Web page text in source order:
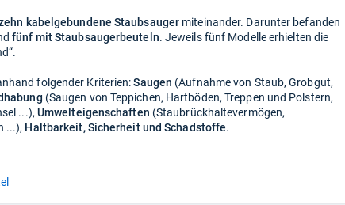
kabelgebundene Staubsauger miteinander. Darunter befanden
fünf mit Staubsaugerbeuteln. Jeweils fünf Modelle erhielten die
folgender Kriterien:Saugen (Aufnahme von Staub, Grobgut,
(Saugen von Teppichen, Hartböden, Treppen und Polstern,
...), Umwelteigenschaften (Staubrückhaltevermögen,
...), Haltbarkeit, Sicherheit und Schadstoffe.